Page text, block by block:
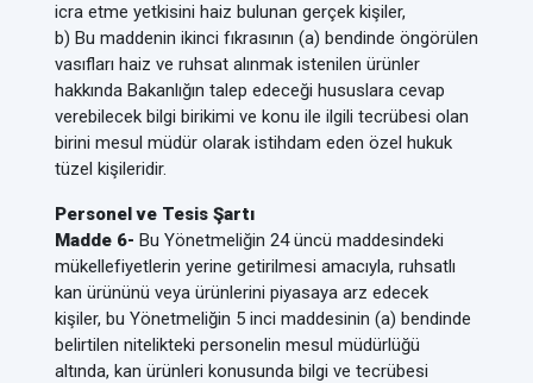
icra etme yetkisini haiz bulunan gerçek kişiler,
b) Bu maddenin ikinci fıkrasının (a) bendinde öngörülen
vasıfları haiz ve ruhsat alınmak istenilen ürünler
hakkında Bakanlığın talep edeceği hususlara cevap
verebilecek bilgi birikimi ve konu ile ilgili tecrübesi olan
birini mesul müdür olarak istihdam eden özel hukuk
tüzel kişileridir.
Personel ve Tesis Şartı
Madde 6- Bu Yönetmeliğin 24 üncü maddesindeki
mükellefiyetlerin yerine getirilmesi amacıyla, ruhsatlı
kan ürününü veya ürünlerini piyasaya arz edecek
kişiler, bu Yönetmeliğin 5 inci maddesinin (a) bendinde
belirtilen nitelikteki personelin mesul müdürlüğü
altında, kan ürünleri konusunda bilgi ve tecrübesi